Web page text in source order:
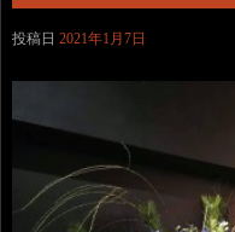
投稿日 2021年1月7日